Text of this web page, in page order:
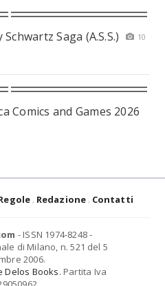
Saga (A.S.S.)
10
Comics and Games 2026
Redazione Contatti
- ISSN 1974-8248 -
di Milano, n. 521 del 5
2006.
Delos Books. Partita Iva